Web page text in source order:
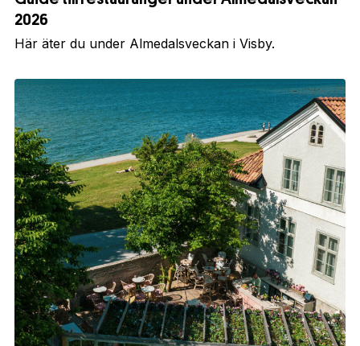
2026
Här äter du under Almedalsveckan i Visby.